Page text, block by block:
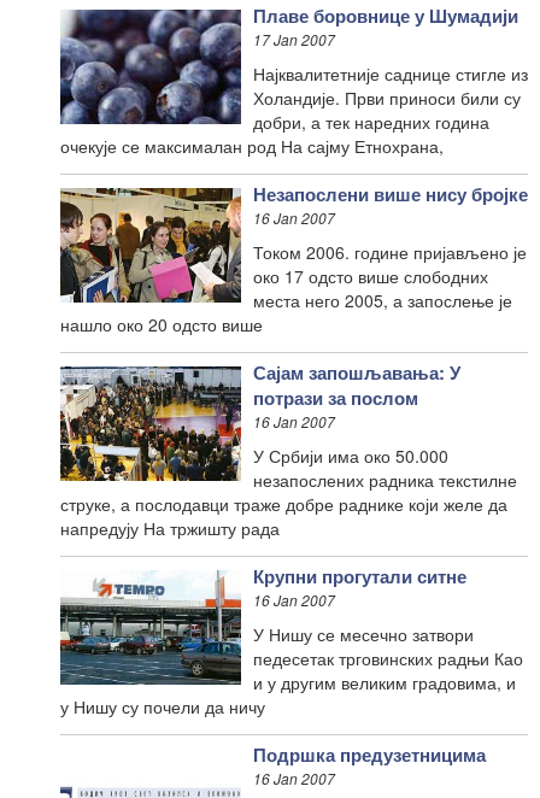
Плаве боровнице у Шумадији
17 Jan 2007
Најквалитетније саднице стигле из
Холандије. Први приноси били су
добри, а тек наредних година
очекује се максималан род На сајму Етнохрана,
Незапослени више нису бројке
16 Jan 2007
Током 2006. године пријављено је
око 17 одсто више слободних
места него 2005, а запослење је
нашло око 20 одсто више
Сајам запошљавања: У
потрази за послом
16 Jan 2007
У Србији има око 50.000
незапослених радника текстилне
струке, а послодавци траже добре раднике који желе да
напредују На тржишту рада
Крупни прогутали ситне
16 Jan 2007
У Нишу се месечно затвори
педесетак трговинских радњи Као
и у другим великим градовима, и
у Нишу су почели да ничу
Подршка предузетницима
16 Jan 2007